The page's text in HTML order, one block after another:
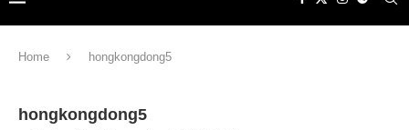
Home hongkongdong5
hongkongdong5